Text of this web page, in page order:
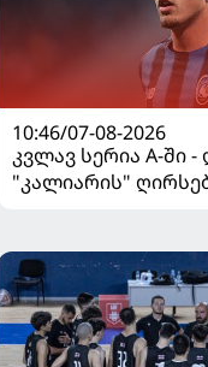
10:46/07-08-2026
კვლავ სერია A-ში
"კალიარის"